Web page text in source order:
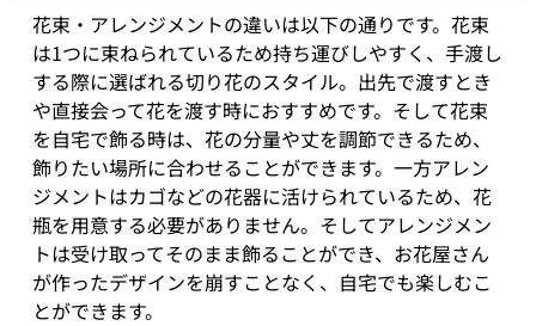
花束・アレンジメントの違いは以下の通りです。花束
は1つに束ねられているため持ち運びしやすく、手渡し
する際に選ばれる切り花のスタイル。出先で渡すとき
や直接会って花を渡す時におすすめです。そして花束
を自宅で飾る時は、花の分量や丈を調節できるため、
飾りたい場所に合わせることができます。一方アレン
ジメントはカゴなどの花器に活けられているため、花
瓶を用意する必要がありません。そしてアレンジメン
トは受け取ってそのまま飾ることができ、お花屋さん
が作ったデザインを崩すことなく、自宅でも楽しむこ
とができます。